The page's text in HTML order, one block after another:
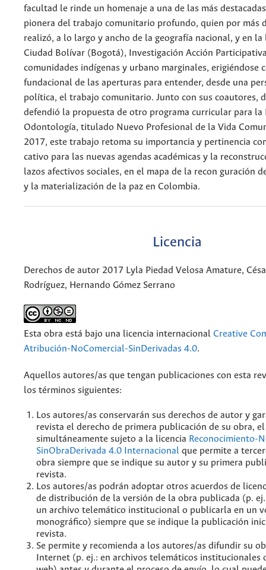
facultad le rinde un homenaje a una de las más
pionera del trabajo comunitario profundo, quien por más
realizó, a lo largo y ancho de la geografía nacional, y en la
Ciudad Bolívar (Bogotá), Investigación Acción
comunidades indígenas y urbano marginales, erigiéndose
fundacional de las aperturas para entender, desde una
política, el trabajo comunitario. Junto con sus coautores,
defendió la propuesta de otro programa curricular para la
Odontología, titulado Nuevo Profesional de la Vida
2017, este trabajo retoma su importancia y pertinencia
cativo para las nuevas agendas académicas y la
lazos afectivos sociales, en el mapa de la recon guración
y la materialización de la paz en Colombia.
Licencia
Derechos de autor 2017 Lyla Piedad Velosa Amature,
Rodríguez, Hernando Gómez Serrano
Esta obra está bajo una licencia internacional Creative
Atribución-NoComercial-SinDerivadas 4.0.
Aquellos autores/as que tengan publicaciones con esta
los términos siguientes:
Los autores/as conservarán sus derechos de autor y
revista el derecho de primera publicación de su obra,
simultáneamente sujeto a la licencia Reconocimiento-
SinObraDerivada 4.0 Internacional que permite a
obra siempre que se indique su autor y su primera
revista.
Los autores/as podrán adoptar otros acuerdos de
de distribución de la versión de la obra publicada (p.
un archivo telemático institucional o publicarla en un
monográfico) siempre que se indique la publicación
revista.
Se permite y recomienda a los autores/as difundir su
Internet (p. ej.: en archivos telemáticos institucionales